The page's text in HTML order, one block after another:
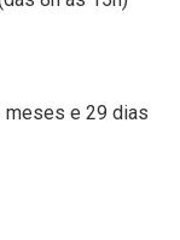
meses e 29 dias